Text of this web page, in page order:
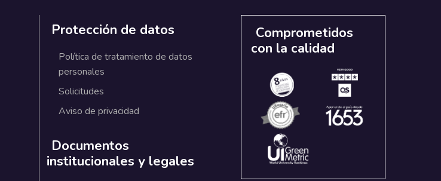
Protección de datos
Política de tratamiento de datos
personales
Solicitudes
Aviso de privacidad
Documentos
institucionales y legales
Comprometidos
con la calidad